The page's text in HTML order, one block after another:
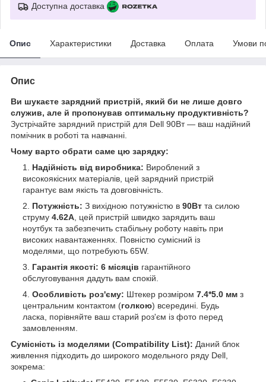
Доступна доставка
Опис Характеристики Доставка Оплата Умови
Опис
Ви шукаєте зарядний пристрій, який би не лише довго
служив, але й пропонував оптимальну продуктивність?
Зустрічайте зарядний пристрій для Dell 90Вт — ваш надійний
помічник в роботі та навчанні.
Чому варто обрати саме цю зарядку:
Надійність від виробника: Вироблений з
високоякісних матеріалів, цей зарядний пристрій
гарантує вам якість та довговічність.
Потужність: З вихідною потужністю в 90Вт та силою
струму 4.62А , цей пристрій швидко зарядить ваш
ноутбук та забезпечить стабільну роботу навіть при
високих навантаженнях. Повністю сумісний із
моделями, що потребують 65W.
Гарантія якості: 6 місяців гарантійного
обслуговування дадуть вам спокій.
Особливість роз'єму: Штекер розміром 7.4*5.0 мм з
центральним контактом (голкою) всередині. Будь
ласка, порівняйте ваш старий роз'єм із фото перед
замовленням.
Сумісність із моделями (Compatibility List): Даний блок
живлення підходить до широкого модельного ряду Dell,
зокрема: